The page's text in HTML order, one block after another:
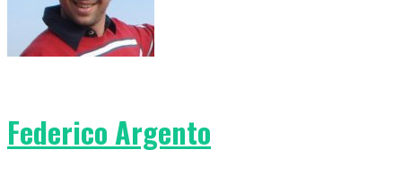
Federico Argento